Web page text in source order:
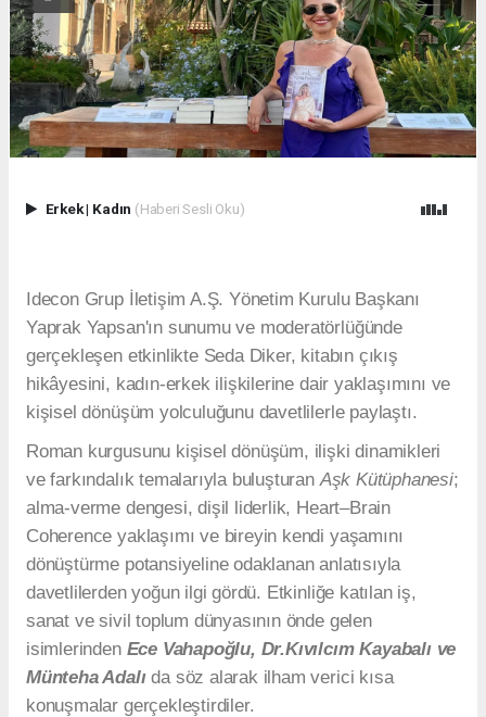
Erkek| Kadın (Haberi Sesli Oku)
Idecon Grup İletişim A.Ş. Yönetim Kurulu Başkanı
Yaprak Yapsan'ın sunumu ve moderatörlüğünde
gerçekleşen etkinlikte Seda Diker, kitabın çıkış
hikâyesini, kadın-erkek ilişkilerine dair yaklaşımını ve
kişisel dönüşüm yolculuğunu davetlilerle paylaştı.
Roman kurgusunu kişisel dönüşüm, ilişki dinamikleri
ve farkındalık temalarıyla buluşturan Aşk Kütüphanesi;
alma-verme dengesi, dişil liderlik, Heart–Brain
Coherence yaklaşımı ve bireyin kendi yaşamını
dönüştürme potansiyeline odaklanan anlatısıyla
davetlilerden yoğun ilgi gördü. Etkinliğe katılan iş,
sanat ve sivil toplum dünyasının önde gelen
isimlerinden Ece Vahapoğlu, Dr.Kıvılcım Kayabalı ve
Münteha Adalıda söz alarak ilham verici kısa
konuşmalar gerçekleştirdiler.